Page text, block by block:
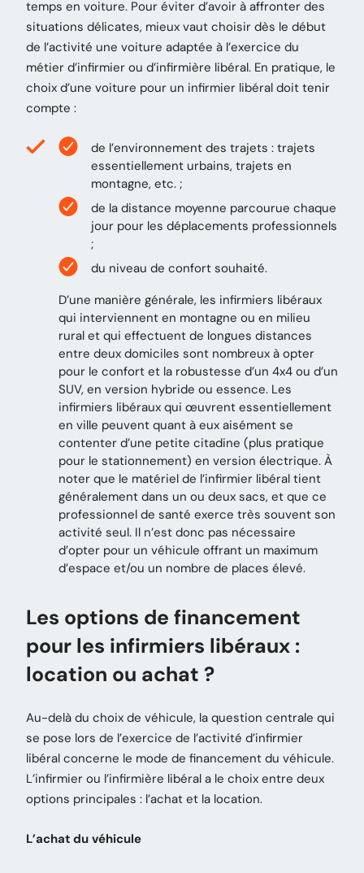
temps en voiture. Pour éviter d’avoir à affronter des
situations délicates, mieux vaut choisir dès le début
de l’activité une voiture adaptée à l’exercice du
métier d’infirmier ou d’infirmière libéral. En pratique, le
choix d’une voiture pour un infirmier libéral doit tenir
compte :
de l’environnement des trajets : trajets
essentiellement urbains, trajets en
montagne, etc. ;
de la distance moyenne parcourue chaque
jour pour les déplacements professionnels
;
du niveau de confort souhaité.
D’une manière générale, les infirmiers libéraux
qui interviennent en montagne ou en milieu
rural et qui effectuent de longues distances
entre deux domiciles sont nombreux à opter
pour le confort et la robustesse d’un 4x4 ou d’un
SUV, en version hybride ou essence. Les
infirmiers libéraux qui œuvrent essentiellement
en ville peuvent quant à eux aisément se
contenter d’une petite citadine (plus pratique
pour le stationnement) en version électrique. À
noter que le matériel de l’infirmier libéral tient
généralement dans un ou deux sacs, et que ce
professionnel de santé exerce très souvent son
activité seul. Il n’est donc pas nécessaire
d’opter pour un véhicule offrant un maximum
d’espace et/ou un nombre de places élevé.
Les options de financement
pour les infirmiers libéraux :
location ou achat ?
Au-delà du choix de véhicule, la question centrale qui
se pose lors de l’exercice de l’activité d’infirmier
libéral concerne le mode de financement du véhicule.
L’infirmier ou l’infirmière libéral a le choix entre deux
options principales : l’achat et la location.
L’achat du véhicule